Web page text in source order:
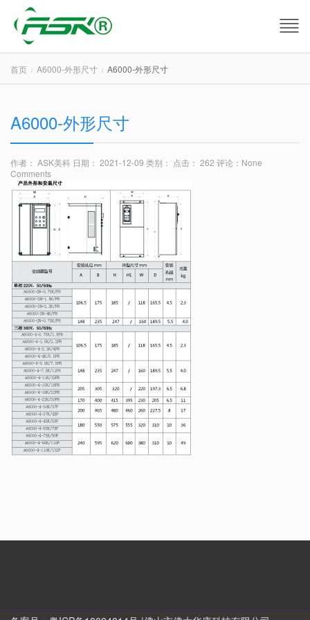
首页 A6000-外形尺寸 A6000-外形尺寸
A6000-外形尺寸
作者： ASK美科 日期： 2021-12-09 类别： 点击： 262 评论： None
Comments